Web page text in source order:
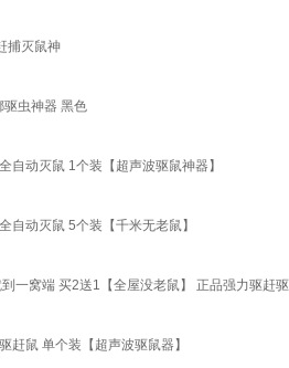
捕灭鼠神
虫神器 黑色
动灭鼠 1个装【超声波驱鼠神器】
自动灭鼠 5个装【千米无老鼠】
一窝端 买2送1【全屋没老鼠】 正品强力驱赶
鼠 单个装【超声波驱鼠器】